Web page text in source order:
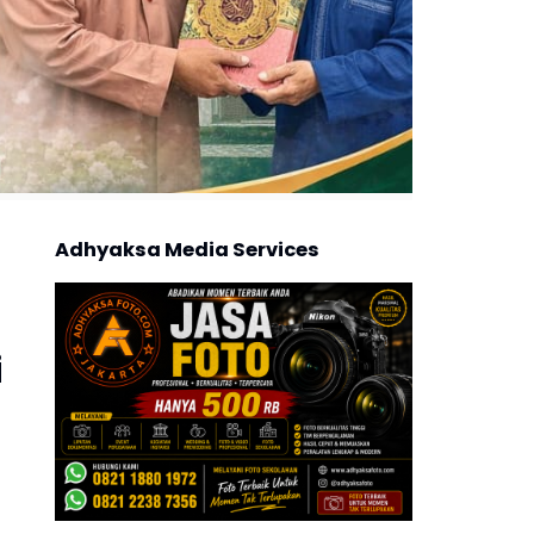
Adhyaksa Media Services